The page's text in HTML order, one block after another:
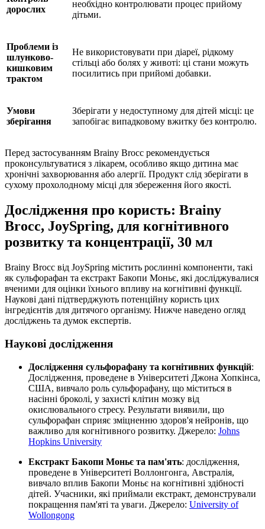
дорослих
необхідно контролювати процес прийому
дітьми.
Проблеми із
шлунково-
кишковим
трактом
Не використовувати при діареї, рідкому
стільці або болях у животі: ці стани можуть
посилитись при прийомі добавки.
Умови
зберігання
Зберігати у недоступному для дітей місці: це
запобігає випадковому вжитку без контролю.
Перед застосуванням Brainy Brocc рекомендується
проконсультуватися з лікарем, особливо якщо дитина має
хронічні захворювання або алергії. Продукт слід зберігати в
сухому прохолодному місці для збереження його якості.
Дослідження про користь: Brainy
Brocc, JoySpring, для когнітивного
розвитку та концентрації, 30 мл
Brainy Brocc від JoySpring містить рослинні компоненти, такі
як сульфорафан та екстракт Бакопи Моньє, які досліджувалися
вченими для оцінки їхнього впливу на когнітивні функції.
Наукові дані підтверджують потенційну користь цих
інгредієнтів для дитячого організму. Нижче наведено огляд
досліджень та думок експертів.
Наукові дослідження
Дослідження сульфорафану та когнітивних функцій:
Дослідження, проведене в Університеті Джона Хопкінса,
США, вивчало роль сульфорафану, що міститься в
насінні броколі, у захисті клітин мозку від
окислювального стресу. Результати виявили, що
сульфорафан сприяє зміцненню здоров'я нейронів, що
важливо для когнітивного розвитку. Джерело: Johns
Hopkins University
Екстракт Бакопи Моньє та пам'ять: дослідження,
проведене в Університеті Воллонгонга, Австралія,
вивчало вплив Бакопи Моньє на когнітивні здібності
дітей. Учасники, які приймали екстракт, демонстрували
покращення пам'яті та уваги. Джерело: University of
Wollongong